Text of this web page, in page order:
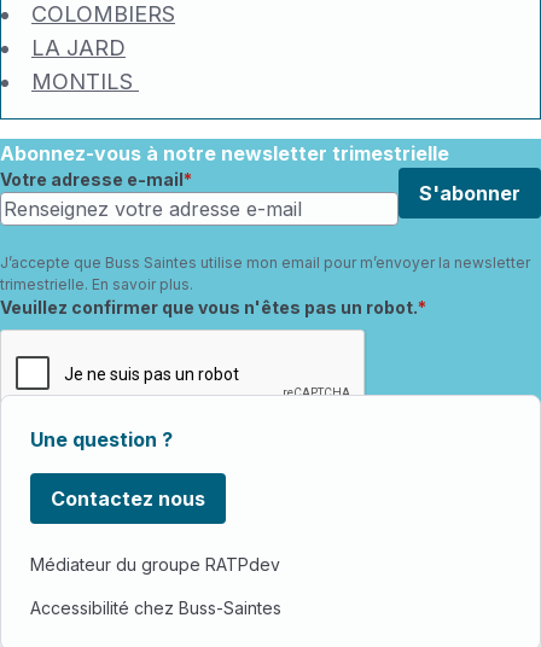
COLOMBIERS
LA JARD
MONTILS
Abonnez-vous à notre newsletter trimestrielle
Votre adresse e-mail
S'abonner
J’accepte que Buss Saintes utilise mon email pour m’envoyer la newsletter
trimestrielle. En savoir plus.
Champ requis
Veuillez confirmer que vous n'êtes pas un robot.
Une question ?
Contactez nous
Médiateur du groupe RATPdev
Accessibilité chez Buss-Saintes